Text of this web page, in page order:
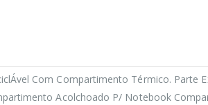
Com Compartimento Térmico. Parte
Acolchoado P/ Notebook